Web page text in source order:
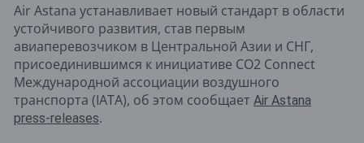
Air Astana устанавливает новый стандарт в области
устойчивого развития, став первым
авиаперевозчиком в Центральной Азии и СНГ,
присоединившимся к инициативе CO2 Connect
Международной ассоциации воздушного
транспорта (IATA), об этом сообщает Air Astana
press-releases.